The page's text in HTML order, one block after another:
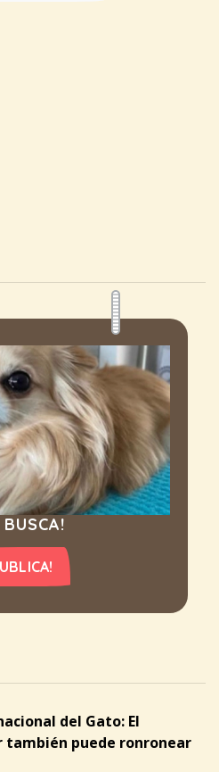
BUSCA!
del Gato: El
también puede ronronear